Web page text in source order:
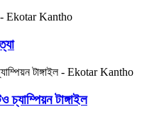
টাঙ্গাইল